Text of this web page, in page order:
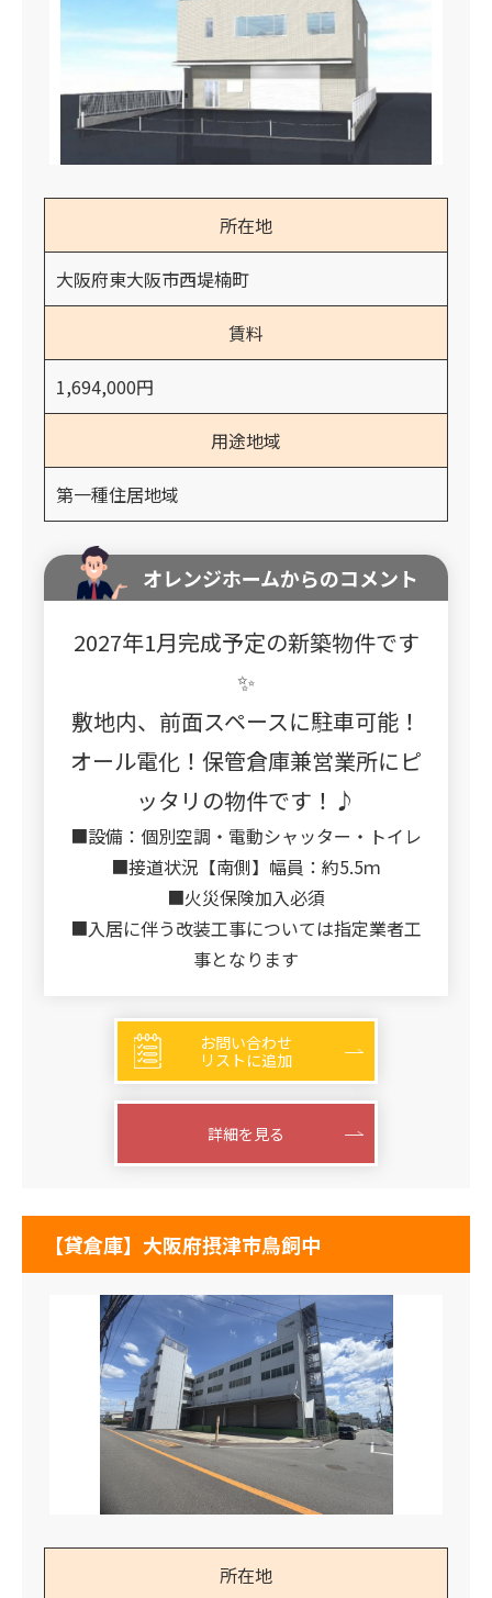
所在地
大阪府東大阪市西堤楠町
賃料
1,694,000円
用途地域
第一種住居地域
オレンジホームからのコメント
2027年1月完成予定の新築物件です
✨
敷地内、前面スペースに駐車可能！
オール電化！保管倉庫兼営業所にピ
ッタリの物件です！♪
■設備：個別空調・電動シャッター・トイレ
■接道状況【南側】幅員：約5.5ｍ
■火災保険加入必須
■入居に伴う改装工事については指定業者工
事となります
お問い合わせ
リストに追加
詳細を見る
【貸倉庫】大阪府摂津市鳥飼中
所在地